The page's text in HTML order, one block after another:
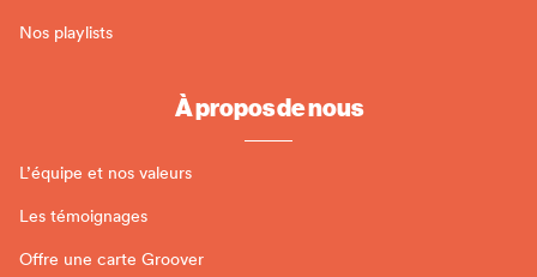
Nos playlists
À propos de nous
L’équipe et nos valeurs
Les témoignages
Offre une carte Groover